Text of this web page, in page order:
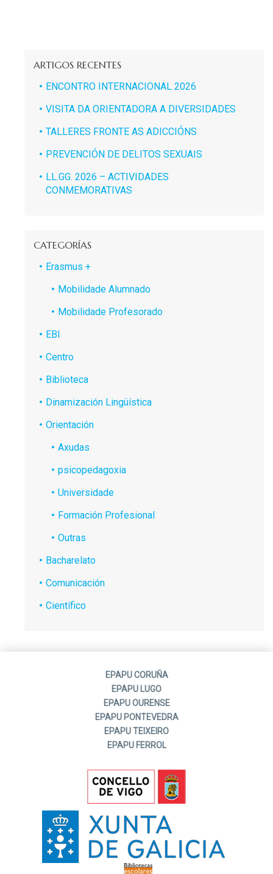
ARTIGOS RECENTES
ENCONTRO INTERNACIONAL 2026
VISITA DA ORIENTADORA A DIVERSIDADES
TALLERES FRONTE AS ADICCIÓNS
PREVENCIÓN DE DELITOS SEXUAIS
LL.GG. 2026 – ACTIVIDADES
CONMEMORATIVAS
CATEGORÍAS
Erasmus +
Mobilidade Alumnado
Mobilidade Profesorado
EBI
Centro
Biblioteca
Dinamización Lingüística
Orientación
Axudas
psicopedagoxia
Universidade
Formación Profesional
Outras
Bacharelato
Comunicación
Científico
EPAPU CORUÑA
EPAPU LUGO
EPAPU OURENSE
EPAPU PONTEVEDRA
EPAPU TEIXEIRO
EPAPU FERROL